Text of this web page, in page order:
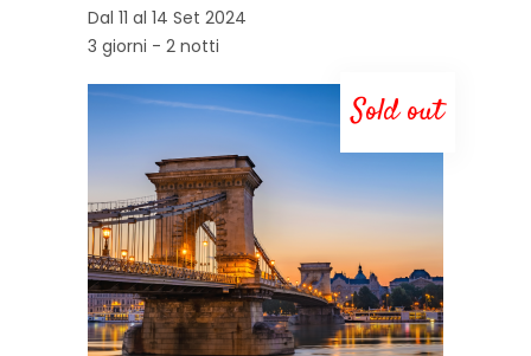
Dal 11 al 14 Set 2024
3 giorni - 2 notti
Sold out
LEGGI TUTTO